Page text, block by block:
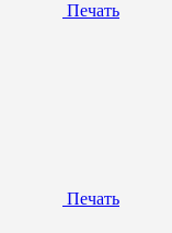
Печать
Печать